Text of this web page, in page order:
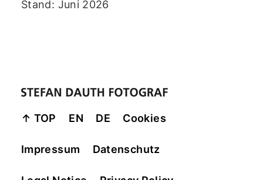
Stand: Juni 2026
↑ TOP EN DE Cookies
Impressum Datenschutz